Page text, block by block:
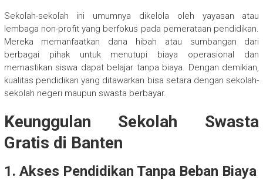
Sekolah-sekolah ini umumnya dikelola oleh yayasan atau
lembaga non-profit yang berfokus pada pemerataan pendidikan.
Mereka memanfaatkan dana hibah atau sumbangan dari
berbagai pihak untuk menutupi biaya operasional dan
memastikan siswa dapat belajar tanpa biaya. Dengan demikian,
kualitas pendidikan yang ditawarkan bisa setara dengan sekolah-
sekolah negeri maupun swasta berbayar.
Keunggulan Sekolah Swasta
Gratis di Banten
1. Akses Pendidikan Tanpa Beban Biaya